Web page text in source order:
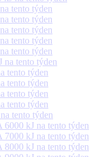
tento týden
tento týden
tento týden
tento týden
tento týden
tento týden
tento týden
tento týden
tento týden
tento týden
tento týden
kJ na tento týden
kJ na tento týden
kJ na tento týden